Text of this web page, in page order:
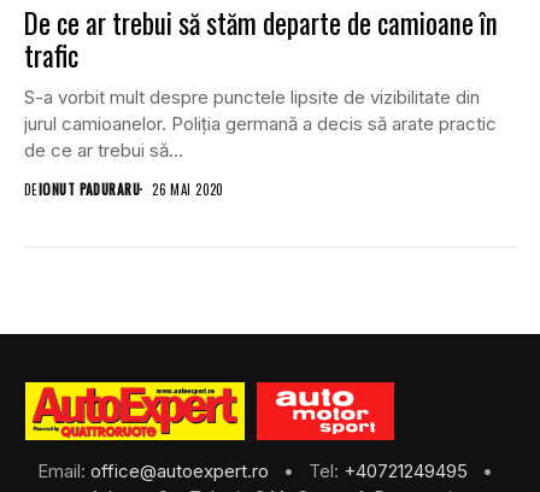
De ce ar trebui să stăm departe de camioane în
trafic
S-a vorbit mult despre punctele lipsite de vizibilitate din
jurul camioanelor. Poliția germană a decis să arate practic
de ce ar trebui să...
DEIONUT PADURARU 26 MAI 2020
Email: office@autoexpert.ro • Tel: +40721249495
•